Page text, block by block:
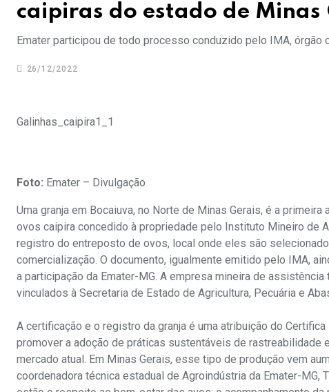
caipiras do estado de Minas
Emater participou de todo processo conduzido pelo IMA, órgão
26/12/2022
Galinhas_caipira1_1
Foto: Emater – Divulgação
Uma granja em Bocaiuva, no Norte de Minas Gerais, é a
ovos caipira concedido à propriedade pelo Instituto Mineiro de
registro do entreposto de ovos, local onde eles são
comercialização. O documento, igualmente emitido pelo IMA,
a participação da Emater-MG. A empresa mineira de
vinculados à Secretaria de Estado de Agricultura, Pecuária e
A certificação e o registro da granja é uma atribuição do
promover a adoção de práticas sustentáveis de rastreabilidade
mercado atual. Em Minas Gerais, esse tipo de produção vem
coordenadora técnica estadual de Agroindústria da Emater-